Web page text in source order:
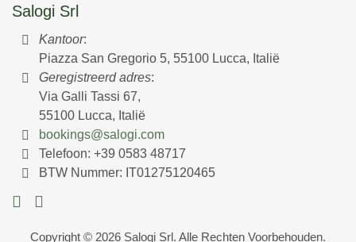
Salogi Srl
Kantoor:
Piazza San Gregorio 5, 55100 Lucca, Italië
Geregistreerd adres:
Via Galli Tassi 67,
55100 Lucca, Italië
bookings@salogi.com
Telefoon:+39 0583 48717
BTW Nummer: IT01275120465
Copyright © 2026 Salogi Srl. Alle Rechten Voorbehouden.